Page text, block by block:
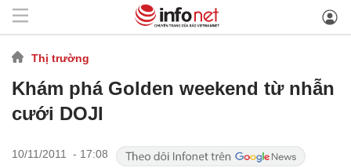
Thị trường
Khám phá Golden weekend từ nhẫn
cưới DOJI
10/11/2011 - 17:08